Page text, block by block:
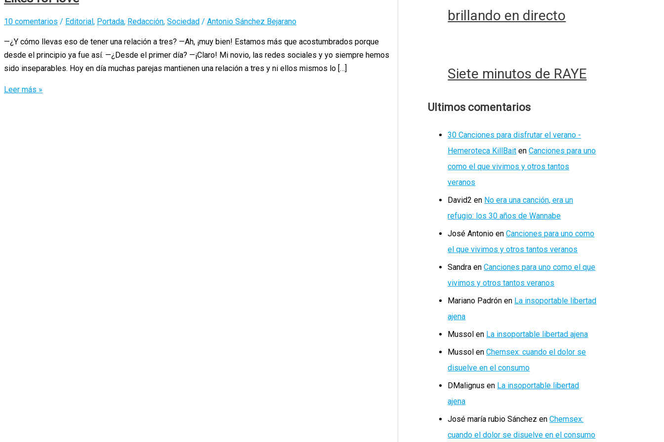
10 comentarios / Editorial, Portada, Redacción, Sociedad / Antonio Sánchez Bejarano
—¿Y cómo llevas eso de tener una relación a tres? —Ah, ¡muy bien! Estamos más que acostumbrados porque
desde el principio ya fue así. —¿Desde el primer día? —¡Claro! Mi novio, las redes sociales y yo siempre hemos
sido inseparables. Hoy en día muchas parejas mantienen una relación a tres y ni ellos mismos lo […]
Likes
Leer más »
brillando en directo
Siete minutos de RAYE
Ultimos comentarios
30 Canciones para disfrutar el verano -
Hemeroteca KillBait enCanciones para uno
como el que vivimos y otros tantos
veranos
David2 en No era una canción, era un
refugio: los 30 años de Wannabe
José Antonio enCanciones para uno como
el que vivimos y otros tantos veranos
Sandra enCanciones para uno como el que
vivimos y otros tantos veranos
Mariano Padrón en La insoportable libertad
ajena
Mussol en La insoportable libertad ajena
Mussol enChemsex: cuando el dolor se
disuelve en el consumo
DMalignus en La insoportable libertad
ajena
José maría rubio Sánchez enChemsex:
cuando el dolor se disuelve en el consumo